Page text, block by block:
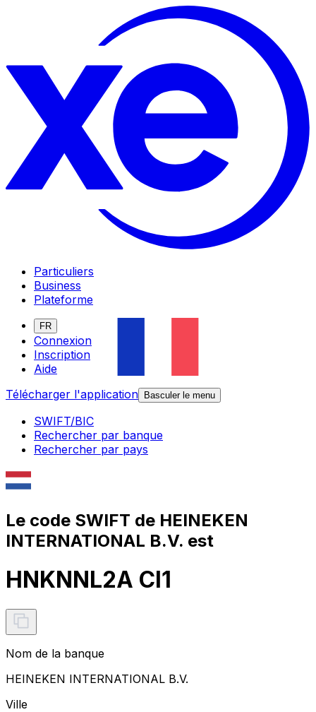
Particuliers
Business
Plateforme
FR
Connexion
Inscription
Aide
Télécharger l'application
Basculer le menu
SWIFT/BIC
Rechercher par banque
Rechercher par pays
Le code SWIFT de HEINEKEN
INTERNATIONAL B.V. est
HNKNNL2A CI1
Nom de la banque
HEINEKEN INTERNATIONAL B.V.
Ville